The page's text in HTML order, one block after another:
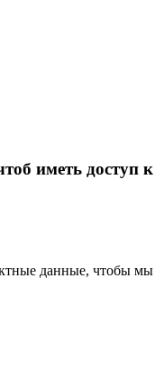
иметь доступ к
данные, чтобы мы